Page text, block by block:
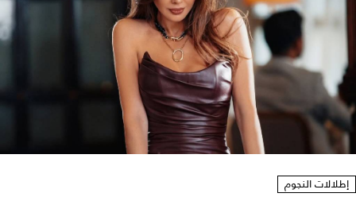
إطلالات النجوم